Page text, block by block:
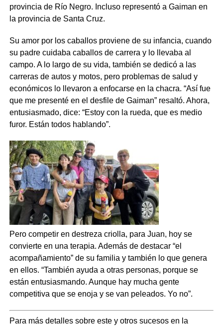
provincia de Río Negro. Incluso representó a Gaiman en
la provincia de Santa Cruz.
Su amor por los caballos proviene de su infancia, cuando
su padre cuidaba caballos de carrera y lo llevaba al
campo. A lo largo de su vida, también se dedicó a las
carreras de autos y motos, pero problemas de salud y
económicos lo llevaron a enfocarse en la chacra. “Así fue
que me presenté en el desfile de Gaiman” resaltó. Ahora,
entusiasmado, dice: “Estoy con la rueda, que es medio
furor. Están todos hablando”.
Pero competir en destreza criolla, para Juan, hoy se
convierte en una terapia. Además de destacar “el
acompañamiento” de su familia y también lo que genera
en ellos. “También ayuda a otras personas, porque se
están entusiasmando. Aunque hay mucha gente
competitiva que se enoja y se van peleados. Yo no”.
Para más detalles sobre este y otros sucesos en la